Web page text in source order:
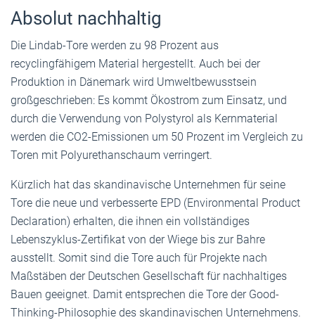
Absolut nachhaltig
Die Lindab-Tore werden zu 98 Prozent aus
recyclingfähigem Material hergestellt. Auch bei der
Produktion in Dänemark wird Umweltbewusstsein
großgeschrieben: Es kommt Ökostrom zum Einsatz, und
durch die Verwendung von Polystyrol als Kernmaterial
werden die CO2-Emissionen um 50 Prozent im Vergleich zu
Toren mit Polyurethanschaum verringert.
Kürzlich hat das skandinavische Unternehmen für seine
Tore die neue und verbesserte EPD (Environmental Product
Declaration) erhalten, die ihnen ein vollständiges
Lebenszyklus-Zertifikat von der Wiege bis zur Bahre
ausstellt. Somit sind die Tore auch für Projekte nach
Maßstäben der Deutschen Gesellschaft für nachhaltiges
Bauen geeignet. Damit entsprechen die Tore der Good-
Thinking-Philosophie des skandinavischen Unternehmens.